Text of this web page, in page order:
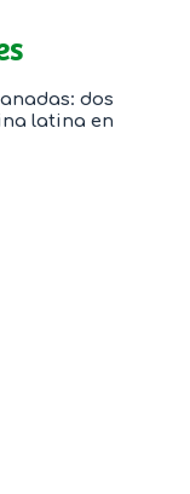
dos
latina en